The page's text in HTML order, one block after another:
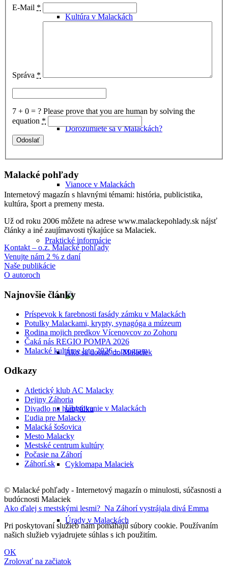
Kultúra v Malackách
Dorozumiete sa v Malackách?
Vianoce v Malackách
Praktické informácie
Ako sa dostať do Malaciek
Ubytovanie v Malackách
Cyklomapa Malaciek
Úrady v Malackách
E-Mail *
Správa *
7 + 0 = ? Please prove that you are human by solving the
equation *
Malacké pohľady
Internetový magazín s hlavnými témami: história, publicistika,
kultúra, šport a premeny mesta.
Už od roku 2006 môžete na adrese www.malackepohlady.sk nájsť
články a iné zaujímavosti týkajúce sa Malaciek.
Kontakt – o.z. Malacké pohľady
Venujte nám 2 % z daní
Naše publikácie
O autoroch
Najnovšie články
Príspevok k farebnosti fasády zámku v Malackách
Potulky Malackami, krypty, synagóga a múzeum
Rodina mojich predkov Vícenovcov zo Zohoru
Čaká nás REGIO POMPA 2026
Malacké kultúrne leto 2026 – program
Odkazy
Atletický klub AC Malacky
Dejiny Záhoria
Divadlo na hambálku
Ľudia pre Malacky
Malacká šošovica
Mesto Malacky
Mestské centrum kultúry
Počasie na Záhorí
Záhorí.sk
© Malacké pohľady - Internetový magazín o minulosti, súčasnosti a
budúcnosti Malaciek
Ako ďalej s mestskými lesmi? Na Záhorí vystrájala divá Emma
Pri poskytovaní služieb nám pomáhajú súbory cookie. Používaním
našich služieb vyjadrujete súhlas s ich použitím.
OK
Zrolovať na začiatok